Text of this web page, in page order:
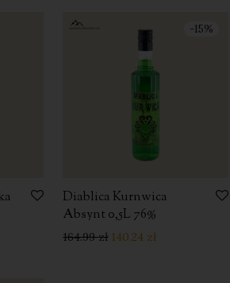
-15%
Diablica Kurnwica
Absynt 0,5L 76%
164.99zł 140.24 zł